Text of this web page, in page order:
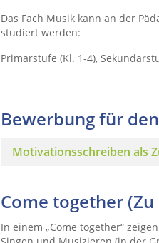
Das Fach Musik kann an der
studiert werden:
Primarstufe (Kl. 1-4),
Bewerbung für
Motivationsschreiben als
Come together
In einem „Come together“